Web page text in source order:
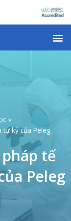
tự kỷ của Peleg
tế
Peleg